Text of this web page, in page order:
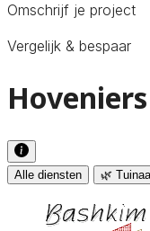
Omschrijf je project
Vergelijk & bespaar
Alle diensten 🌿